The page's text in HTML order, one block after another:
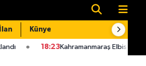
Künye
Kahramanmaraş Elbistan'da 10 mahallenin